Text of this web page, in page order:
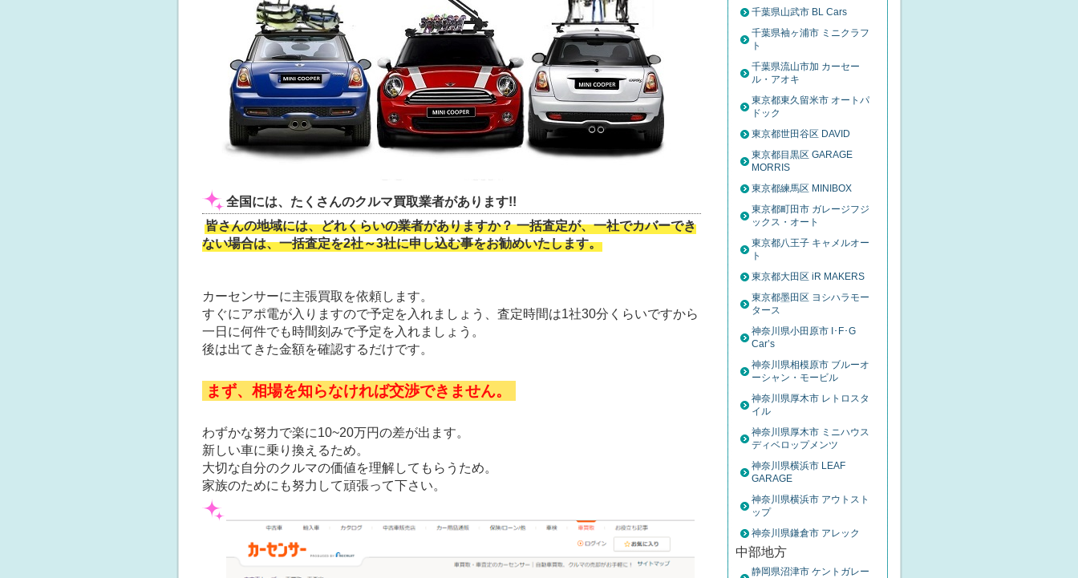
全国には、たくさんのクルマ買取業者があります!!
皆さんの地域には、どれくらいの業者がありますか？ 一括査定が、一社でカバーでき
ない場合は、一括査定を2社～3社に申し込む事をお勧めいたします。
カーセンサーに主張買取を依頼します。
すぐにアポ電が入りますので予定を入れましょう、査定時間は1社30分くらいですから
一日に何件でも時間刻みで予定を入れましょう。
後は出てきた金額を確認するだけです。
まず、相場を知らなければ交渉できません。
わずかな努力で楽に10~20万円の差が出ます。
新しい車に乗り換えるため。
大切な自分のクルマの価値を理解してもらうため。
家族のためにも努力して頑張って下さい。
千葉県山武市 BL Cars
千葉県袖ヶ浦市 ミニクラフ
ト
千葉県流山市加 カーセー
ル・アオキ
東京都東久留米市 オートパ
ドック
東京都世田谷区 DAVID
東京都目黒区 GARAGE
MORRIS
東京都練馬区 MINIBOX
東京都町田市 ガレージフジ
ックス・オート
東京都八王子 キャメルオー
ト
東京都大田区 iR MAKERS
東京都墨田区 ヨシハラモー
タース
神奈川県小田原市 I･F･G
Car’s
神奈川県相模原市 ブルーオ
ーシャン・モービル
神奈川県厚木市 レトロスタ
イル
神奈川県厚木市 ミニハウス
ディベロップメンツ
神奈川県横浜市 LEAF
GARAGE
神奈川県横浜市 アウトスト
ップ
神奈川県鎌倉市 アレック
中部地方
静岡県沼津市 ケントガレー